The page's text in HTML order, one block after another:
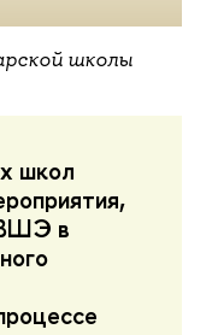
школы
школ
ВШЭ в